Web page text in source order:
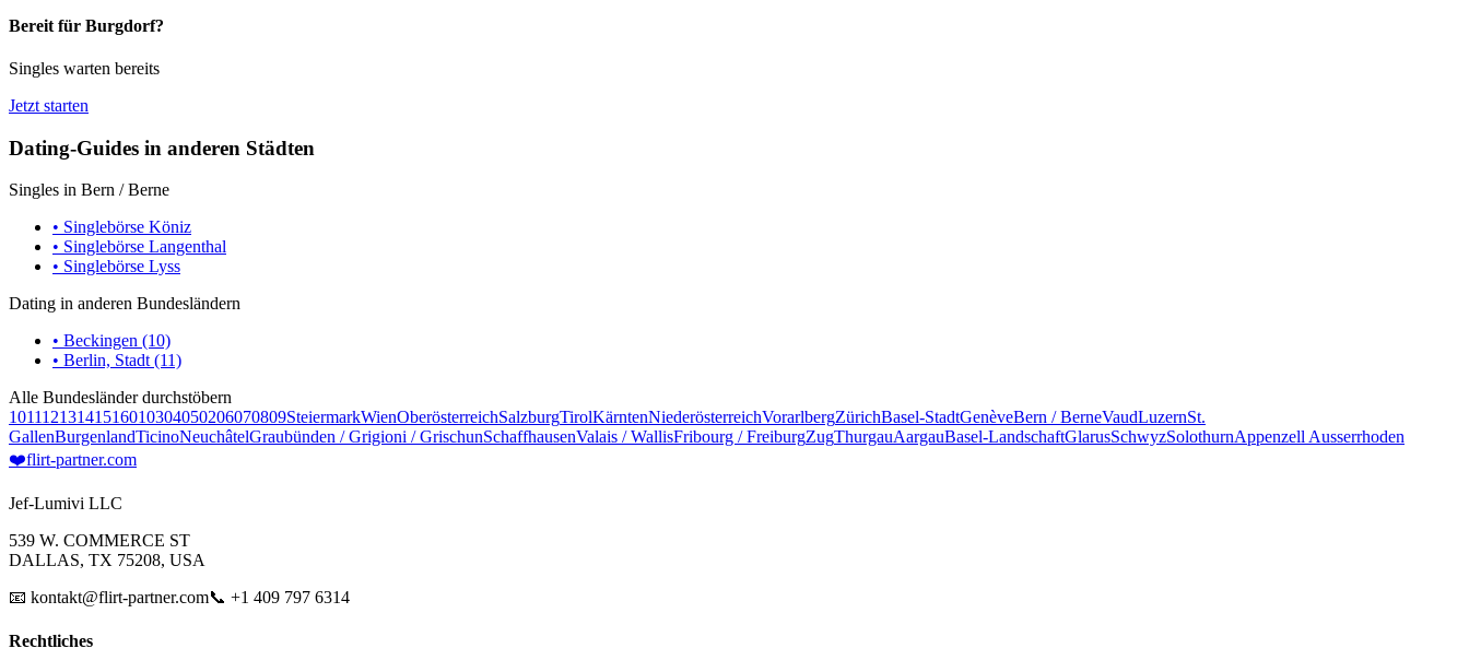
Bereit für Burgdorf?
Singles warten bereits
Jetzt starten
Dating-Guides in anderen Städten
Singles in Bern / Berne
• Singlebörse Köniz
• Singlebörse Langenthal
• Singlebörse Lyss
Dating in anderen Bundesländern
• Beckingen (10)
• Berlin, Stadt (11)
Alle Bundesländer durchstöbern
10111213141516010304050206070809SteiermarkWienOberösterreichSalzburgTirolKärntenNiederösterreichVorarlbergZürichBasel-StadtGenèveBern / BerneVaudLuzernSt.
GallenBurgenlandTicinoNeuchâtelGraubünden / Grigioni / GrischunSchaffhausenValais / WallisFribourg / FreiburgZugThurgauAargauBasel-LandschaftGlarusSchwyzSolothurnAppenzell Ausserrhoden
❤️flirt-partner.com
Jef-Lumivi LLC
539 W. COMMERCE ST
DALLAS, TX 75208, USA
📧 kontakt@flirt-partner.com📞 +1 409 797 6314
Rechtliches